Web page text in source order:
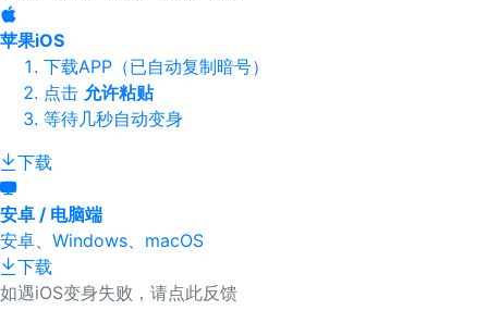
苹果iOS
下载APP（已自动复制暗号）
点击 允许粘贴
等待几秒自动变身
下载
安卓 / 电脑端
安卓、Windows、macOS
下载
如遇iOS变身失败，请点此反馈